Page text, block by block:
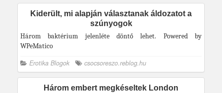
Kiderült, mi alapján választanak áldozatot a
szúnyogok
Három baktérium jelenléte döntő lehet. Powered by
WPeMatico
Erotika Blogok csocsoreszo.reblog.hu
Három embert megkéseltek London